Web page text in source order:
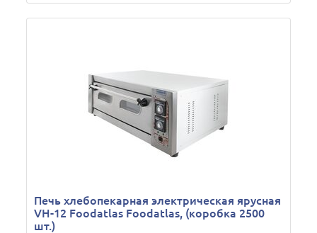
Печь хлебопекарная электрическая ярусная
VH-12 Foodatlas Foodatlas, (коробка 2500
шт.)